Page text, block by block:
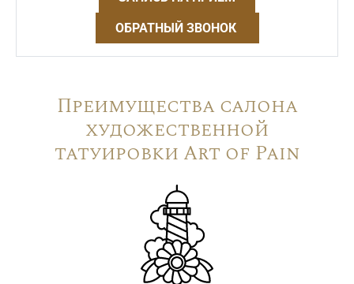
ОБРАТНЫЙ ЗВОНОК
Преимущества салона
художественной
татуировки Art of Pain